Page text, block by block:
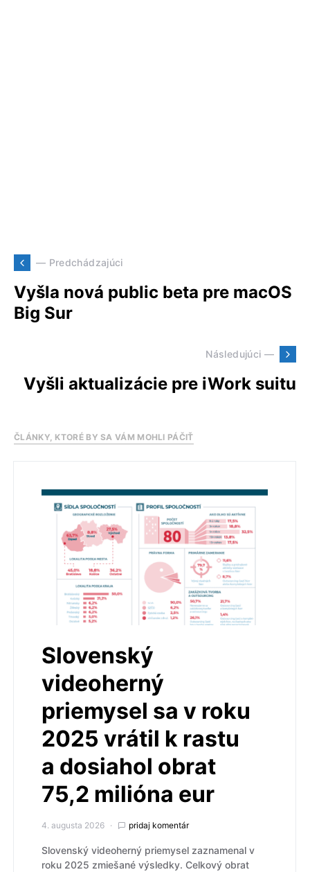
— Predchádzajúci
Vyšla nová public beta pre macOS
Big Sur
Následujúci —
Vyšli aktualizácie pre iWork suitu
ČLÁNKY, KTORÉ BY SA VÁM MOHLI PÁČIŤ
Slovenský
videoherný
priemysel sa v roku
2025 vrátil k rastu
a dosiahol obrat
75,2 milióna eur
4. augusta 2026 pridaj komentár
Slovenský videoherný priemysel zaznamenal v
roku 2025 zmiešané výsledky. Celkový obrat